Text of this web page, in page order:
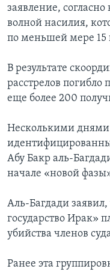
заявление,
волной насилия,
по меньшей мере 15
В результате
расстрелов погибло
еще более 200
Несколькими днями
Абу Бакр аль-
начале «новой
Аль-Багдади
государство Ирак»
убийства членов
Ранее эта